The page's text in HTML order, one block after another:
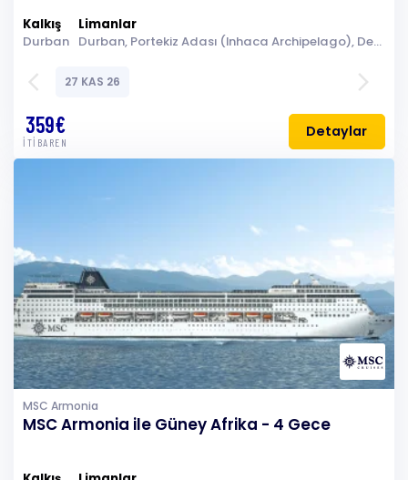
Kalkış
Durban
Limanlar
Durban, Portekiz Adası (Inhaca Archipelago), Denizde Seyir, Durban
arrow_back_ios 27 KAS 26 arrow_forward_ios
359€
İTİBAREN
Detaylar
MSC Armonia
MSC Armonia ile Güney Afrika - 4 Gece